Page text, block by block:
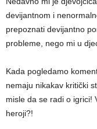
devijantnom i
prepoznati devijantno
probleme, nego mi u
Kada pogledamo
nemaju nikakav kritički
misle da se radi o igrici!
heroji?!